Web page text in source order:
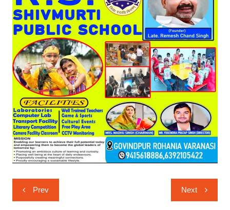
Post
navigation
Prev Next